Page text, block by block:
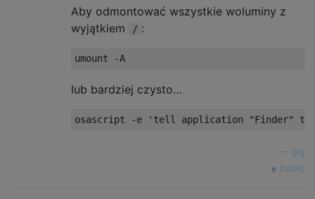
Aby odmontować wszystkie woluminy z
wyjątkiem
/ :
lub bardziej czysto…
grg
źródło